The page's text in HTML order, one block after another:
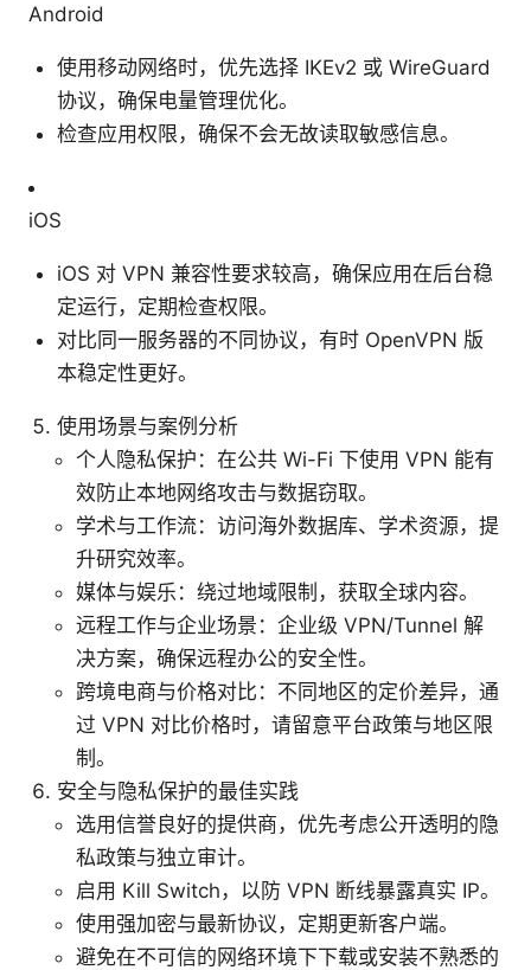
Android
使用移动网络时，优先选择 IKEv2 或 WireGuard
协议，确保电量管理优化。
检查应用权限，确保不会无故读取敏感信息。
iOS
iOS 对 VPN 兼容性要求较高，确保应用在后台稳
定运行，定期检查权限。
对比同一服务器的不同协议，有时 OpenVPN 版
本稳定性更好。
使用场景与案例分析
个人隐私保护：在公共 Wi-Fi 下使用 VPN 能有
效防止本地网络攻击与数据窃取。
学术与工作流：访问海外数据库、学术资源，提
升研究效率。
媒体与娱乐：绕过地域限制，获取全球内容。
远程工作与企业场景：企业级 VPN/Tunnel 解
决方案，确保远程办公的安全性。
跨境电商与价格对比：不同地区的定价差异，通
过 VPN 对比价格时，请留意平台政策与地区限
制。
安全与隐私保护的最佳实践
选用信誉良好的提供商，优先考虑公开透明的隐
私政策与独立审计。
启用 Kill Switch，以防 VPN 断线暴露真实 IP。
使用强加密与最新协议，定期更新客户端。
避免在不可信的网络环境下下载或安装不熟悉的